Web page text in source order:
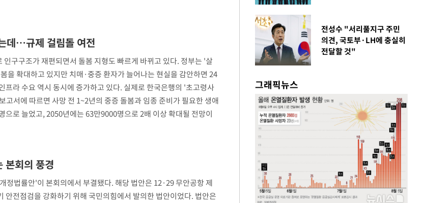
데…규제 걸림돌 여전
구구조가 재편되면서 돌봄 지형도 빠르게 바뀌고 있다. 정부는 '살
을 확대하고 있지만 치매·중증 환자가 늘어나는 현실을 감안하면 24
프라 수요 역시 동시에 증가하고 있다. 실제로 한국은행의 '초고령사
고서에 따르면 사망 전 1~2년의 중증 돌봄과 임종 준비가 필요한 생애
으로 늘었고, 2050년에는 63만9000명으로 2배 이상 확대될 전망이
본회의 풍경
정법률안'이 본회의에서 부결됐다. 해당 법안은 12·29 무안공항 제
안전점검을 강화하기 위해 국민의힘에서 발의한 법안이었다. 법안은
전성수 "서리풀지구 주민
의견, 국토부·LH에 충실히
전달할 것"
그래픽뉴스